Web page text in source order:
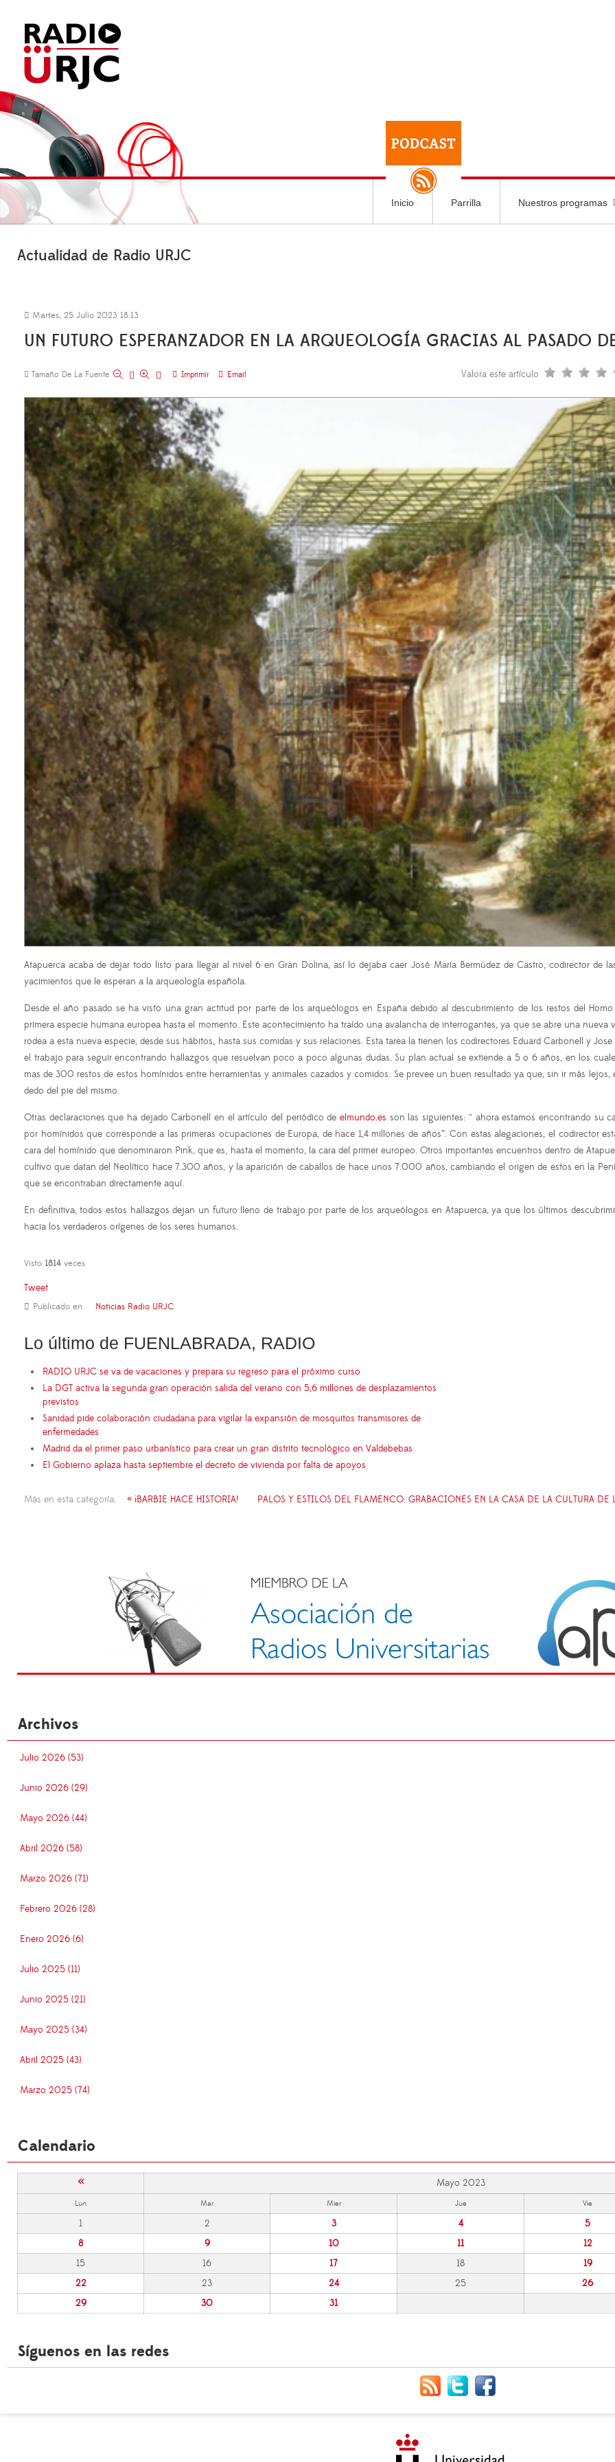
Inicio Parrilla Nuestros programas
Actualidad de Radio URJC
Martes, 25 Julio 2023 18:13
UN FUTURO ESPERANZADOR EN LA ARQUEOLOGÍA GRACIAS AL PASADO
Tamaño De La Fuente Imprimir Email Valora este artículo
Atapuerca acaba de dejar todo listo para llegar al nivel 6 en Gran Dolina, así lo dejaba caer José María Bermúdez de Castro, codirector de
yacimientos que le esperan a la arqueología española.
Desde el año pasado se ha visto una gran actitud por parte de los arqueólogos en España debido al descubrimiento de los restos del
primera especie humana europea hasta el momento. Este acontecimiento ha traído una avalancha de interrogantes, ya que se abre una
rodea a esta nueva especie, desde sus hábitos, hasta sus comidas y sus relaciones. Esta tarea la tienen los codirectores Eduard Carbonell y
el trabajo para seguir encontrando hallazgos que resuelvan poco a poco algunas dudas. Su plan actual se extiende a 5 o 6 años, en los
mas de 300 restos de estos homínidos entre herramientas y animales cazados y comidos. Se prevee un buen resultado ya que, sin ir más
dedo del pie del mismo.
Otras declaraciones que ha dejado Carbonell en el artículo del periódico deelmundo.es son las siguientes: “ ahora estamos encontrando su
por homínidos que corresponde a las primeras ocupaciones de Europa, de hace 1,4 millones de años”. Con estas alegaciones, el codirector
cara del homínido que denominaron Pink, que es, hasta el momento, la cara del primer europeo. Otros importantes encuentros dentro de
cultivo que datan del Neolítico hace 7.300 años, y la aparición de caballos de hace unos 7.000 años, cambiando el origen de estos en la
que se encontraban directamente aquí.
En definitiva, todos estos hallazgos dejan un futuro lleno de trabajo por parte de los arqueólogos en Atapuerca, ya que los últimos
hacia los verdaderos orígenes de los seres humanos.
Visto 1814 veces
Tweet
Publicado en Noticias Radio URJC
Lo último de FUENLABRADA, RADIO
RADIO URJC se va de vacaciones y prepara su regreso para el próximo curso
La DGT activa la segunda gran operación salida del verano con 5,6 millones de desplazamientos
previstos
Sanidad pide colaboración ciudadana para vigilar la expansión de mosquitos transmisores de
enfermedades
Madrid da el primer paso urbanístico para crear un gran distrito tecnológico en Valdebebas
El Gobierno aplaza hasta septiembre el decreto de vivienda por falta de apoyos
Más en esta categoría: « ¡BARBIE HACE HISTORIA! PALOS Y ESTILOS DEL FLAMENCO: GRABACIONES EN LA CASA DE LA CULTURA DE
Archivos
Julio 2026 (53)
Junio 2026 (29)
Mayo 2026 (44)
Abril 2026 (58)
Marzo 2026 (71)
Febrero 2026 (28)
Enero 2026 (6)
Julio 2025 (11)
Junio 2025 (21)
Mayo 2025 (34)
Abril 2025 (43)
Marzo 2025 (74)
Calendario
« Mayo 2023
Lun Mar Mier Jue Vie
1 2 3 4 5
8
9 10 11 12
15
16 17 18 19
22
23 24 25 26
29
30 31
Síguenos en las redes